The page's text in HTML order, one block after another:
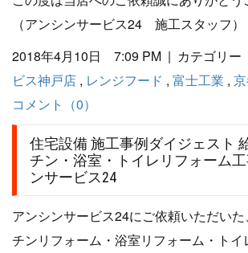
（アンシンサービス24 施工スタッフ）
2018年4月10日 7:09 PM | カテゴリー
ビス神戸店 , レンジフード , 富士工業 ,
コメント（0）
住宅設備 施工事例ダイジェスト
チン・浴室・トイレリフォーム
ンサービス24
アンシンサービス24にご依頼いただい
チンリフォーム・浴室リフォーム・ト